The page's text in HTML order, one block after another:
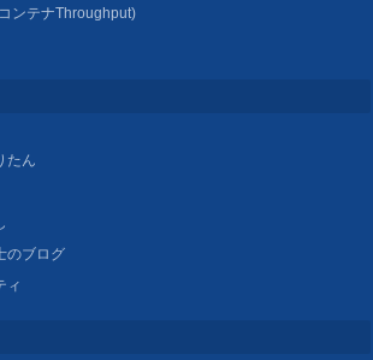
ンテナThroughput)
たん
のブログ
ィ